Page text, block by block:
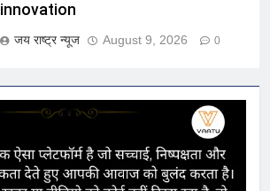
innovation
जय राष्ट्र न्यूज August 9, 2026 0